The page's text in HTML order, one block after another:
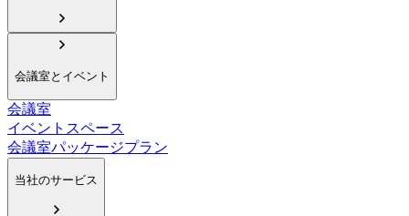
会議室とイベント
会議室
イベントスペース
会議室パッケージプラン
当社のサービス